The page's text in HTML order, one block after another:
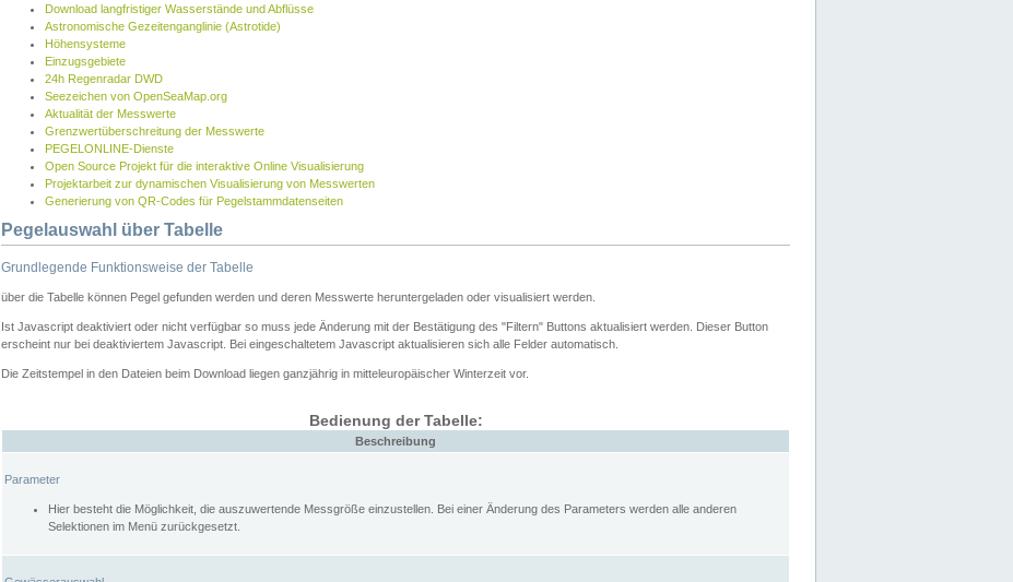
Download langfristiger Wasserstände und Abflüsse
Astronomische Gezeitenganglinie (Astrotide)
Höhensysteme
Einzugsgebiete
24h Regenradar DWD
Seezeichen von OpenSeaMap.org
Aktualität der Messwerte
Grenzwertüberschreitung der Messwerte
PEGELONLINE-Dienste
Open Source Projekt für die interaktive Online Visualisierung
Projektarbeit zur dynamischen Visualisierung von Messwerten
Generierung von QR-Codes für Pegelstammdatenseiten
Pegelauswahl über Tabelle
Grundlegende Funktionsweise der Tabelle
über die Tabelle können Pegel gefunden werden und deren Messwerte heruntergeladen oder visualisiert werden.
Ist Javascript deaktiviert oder nicht verfügbar so muss jede Änderung mit der Bestätigung des "Filtern" Buttons aktualisiert werden. Dieser Button
erscheint nur bei deaktiviertem Javascript. Bei eingeschaltetem Javascript aktualisieren sich alle Felder automatisch.
Die Zeitstempel in den Dateien beim Download liegen ganzjährig in mitteleuropäischer Winterzeit vor.
Bedienung der Tabelle:
Beschreibung
Parameter
Hier besteht die Möglichkeit, die auszuwertende Messgröße einzustellen. Bei einer Änderung des Parameters werden alle anderen
Selektionen im Menü zurückgesetzt.